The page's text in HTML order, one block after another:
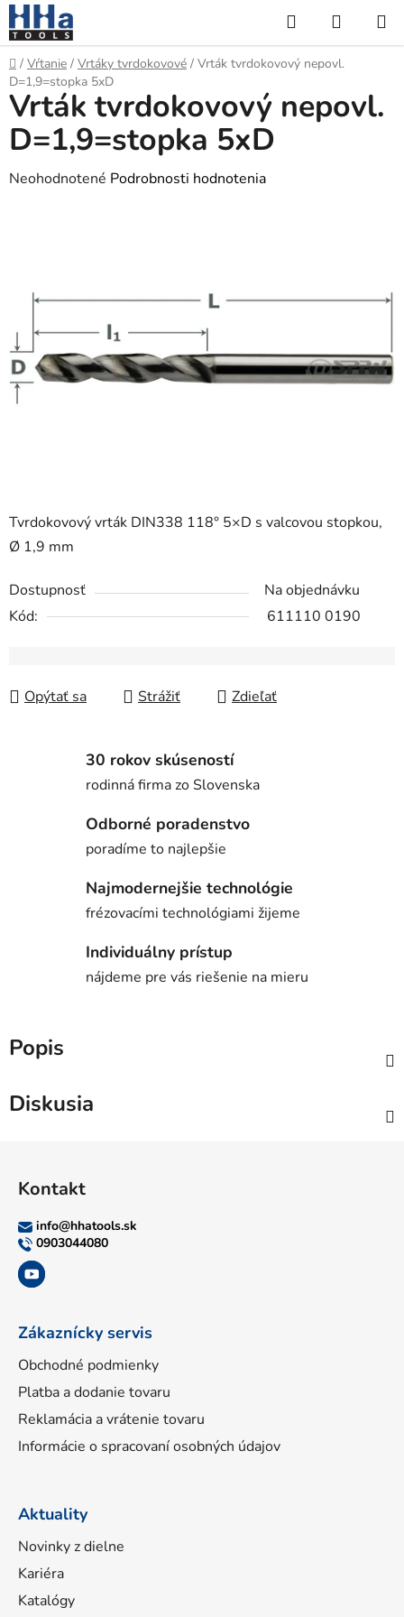
Prejsť
na
obsah
Hľadať
KOŠÍK
Domov
/ Vŕtanie / Vrtáky tvrdokovové / Vrták tvrdokovový nepovl.
D=1,9=stopka 5xD
Tvrdokovový vrták DIN338 118° 5×D s valcovou stopkou,
Ø 1,9 mm
Dostupnosť
Na objednávku
Kód:
611110 0190
Opýtať sa Strážiť Zdieľať
Vrták tvrdokovový nepovl.
D=1,9=stopka 5xD
Priemerné
hviezdičiek.
Neohodnotené Podrobnosti hodnotenia
30 rokov skúseností
rodinná firma zo Slovenska
Odborné poradenstvo
poradíme to najlepšie
Najmodernejšie technológie
frézovacími technológiami žijeme
Individuálny prístup
nájdeme pre vás riešenie na mieru
Popis
Diskusia
Kontakt
info@hhatools.sk
0903044080
Zákaznícky servis
Obchodné podmienky
Platba a dodanie tovaru
Reklamácia a vrátenie tovaru
Informácie o spracovaní osobných údajov
Aktuality
Novinky z dielne
Kariéra
Katalógy